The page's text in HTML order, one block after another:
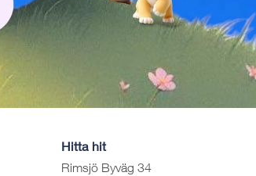
Hitta hit
Rimsjö Byväg 34